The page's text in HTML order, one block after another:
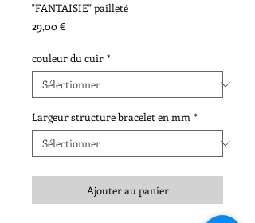
"FANTAISIE" pailleté
29,00 €Prix
couleur du cuir *
Largeur structure bracelet en mm *
Ajouter au panier